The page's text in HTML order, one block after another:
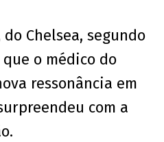
do Chelsea, segundo
o médico do
ressonância em
com a